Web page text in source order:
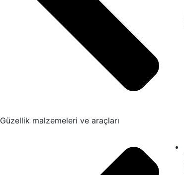
Güzellik malzemeleri ve araçları